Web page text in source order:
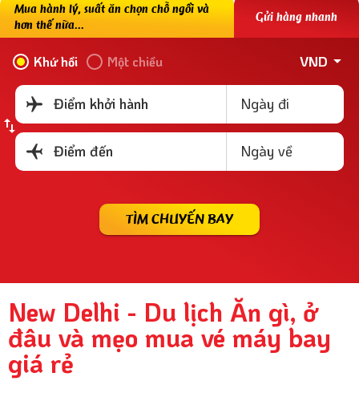
Mua hành lý, suất ăn chọn chỗ ngồi và
hơn thế nữa...
Gửi hàng nhanh
Khứ hồi Một chiều VND
Điểm khởi hành Ngày đi
Điểm đến Ngày về
TÌM CHUYẾN BAY
New Delhi - Du lịch Ăn gì, ở
đâu và mẹo mua vé máy bay
giá rẻ